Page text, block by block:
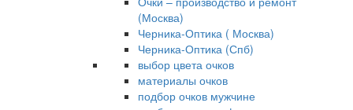
(Москва)
Черника-Оптика ( Москва)
Черника-Оптика (Спб)
выбор цвета очков
материалы очков
подбор очков мужчине